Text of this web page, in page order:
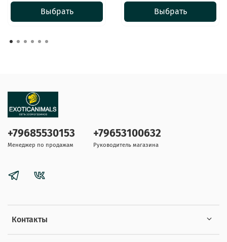
Выбрать Выбрать
Контакты
+79685530153
Менеджер по продажам
+79653100632
Руководитель магазина